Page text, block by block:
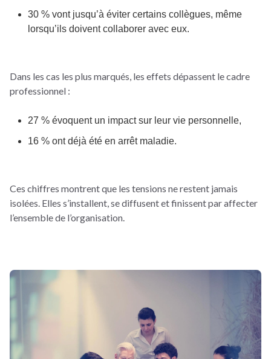
30 % vont jusqu’à éviter certains collègues, même
lorsqu’ils doivent collaborer avec eux.
Dans les cas les plus marqués, les effets dépassent le cadre
professionnel :
27 % évoquent un impact sur leur vie personnelle,
16 % ont déjà été en arrêt maladie.
Ces chiffres montrent que les tensions ne restent jamais
isolées. Elles s’installent, se diffusent et finissent par affecter
l’ensemble de l’organisation.